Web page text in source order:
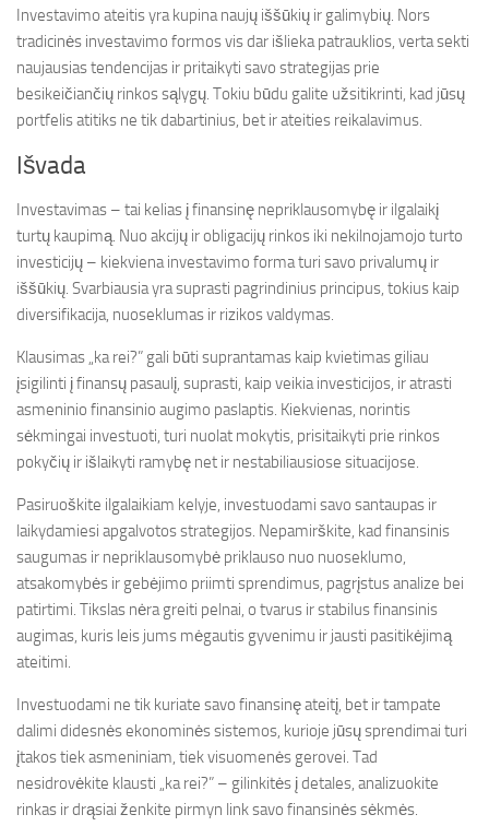
Investavimo ateitis yra kupina naujų iššūkių ir galimybių. Nors
tradicinės investavimo formos vis dar išlieka patrauklios, verta sekti
naujausias tendencijas ir pritaikyti savo strategijas prie
besikeičiančių rinkos sąlygų. Tokiu būdu galite užsitikrinti, kad jūsų
portfelis atitiks ne tik dabartinius, bet ir ateities reikalavimus.
Išvada
Investavimas – tai kelias į finansinę nepriklausomybę ir ilgalaikį
turtų kaupimą. Nuo akcijų ir obligacijų rinkos iki nekilnojamojo turto
investicijų – kiekviena investavimo forma turi savo privalumų ir
iššūkių. Svarbiausia yra suprasti pagrindinius principus, tokius kaip
diversifikacija, nuoseklumas ir rizikos valdymas.
Klausimas „ka rei?” gali būti suprantamas kaip kvietimas giliau
įsigilinti į finansų pasaulį, suprasti, kaip veikia investicijos, ir atrasti
asmeninio finansinio augimo paslaptis. Kiekvienas, norintis
sėkmingai investuoti, turi nuolat mokytis, prisitaikyti prie rinkos
pokyčių ir išlaikyti ramybę net ir nestabiliausiose situacijose.
Pasiruoškite ilgalaikiam kelyje, investuodami savo santaupas ir
laikydamiesi apgalvotos strategijos. Nepamirškite, kad finansinis
saugumas ir nepriklausomybė priklauso nuo nuoseklumo,
atsakomybės ir gebėjimo priimti sprendimus, pagrįstus analize bei
patirtimi. Tikslas nėra greiti pelnai, o tvarus ir stabilus finansinis
augimas, kuris leis jums mėgautis gyvenimu ir jausti pasitikėjimą
ateitimi.
Investuodami ne tik kuriate savo finansinę ateitį, bet ir tampate
dalimi didesnės ekonominės sistemos, kurioje jūsų sprendimai turi
įtakos tiek asmeniniam, tiek visuomenės gerovei. Tad
nesidrovėkite klausti „ka rei?” – gilinkitės į detales, analizuokite
rinkas ir drąsiai ženkite pirmyn link savo finansinės sėkmės.